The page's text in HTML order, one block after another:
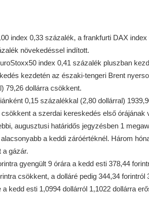
index 0,33 százalék, a frankfurti DAX
növekedéssel indított.
index 0,41 százalék pluszban
kezdetén az északi-tengeri Brent
79,26 dollárra csökkent.
0,15 százalékkal (2,80 dollárral)
a szerdai kereskedés első órájának
augusztusi határidős jegyzésben 1
a keddi záróértéknél. Három
a gázár.
gyengült 9 órára a kedd esti 378,44
csökkent, a dolláré pedig 344,34 forintról
kedd esti 1,0994 dollárról 1,1022 dollárra